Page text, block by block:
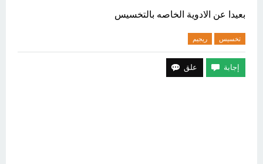
بعيدا عن الادوية الخاصه بالتخسيس
تخسيس ريجيم